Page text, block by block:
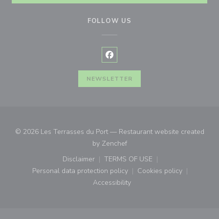
FOLLOW US
Facebook ((opens in a new
NEWSLETTER
© 2026 Les Terrasses du Port — Restaurant website created
by Zenchef((opens in a new window))
Disclaimer
((opens in a new window))
TERMS OF USE
((opens in a new window))
Personal data protection policy
((opens in a new window))
Cookies policy
((opens in a new
Accessibility
((opens in a new window))